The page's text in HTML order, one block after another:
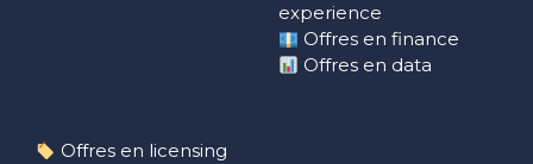
experience
Offres en finance
Offres en data
Offres en licensing